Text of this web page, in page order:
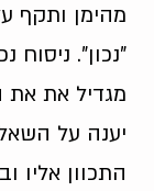
מהימן ותקף
"נכון". ניסוח
מגדיל את את
יענה על
התכוון אליו